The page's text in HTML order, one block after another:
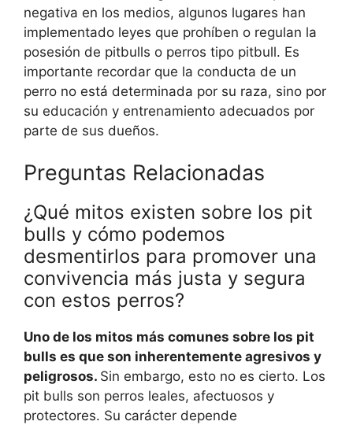
negativa en los medios, algunos lugares han
implementado leyes que prohíben o regulan la
posesión de pitbulls o perros tipo pitbull. Es
importante recordar que la conducta de un
perro no está determinada por su raza, sino por
su educación y entrenamiento adecuados por
parte de sus dueños.
Preguntas Relacionadas
¿Qué mitos existen sobre los pit
bulls y cómo podemos
desmentirlos para promover una
convivencia más justa y segura
con estos perros?
Uno de los mitos más comunes sobre los pit
bulls es que son inherentemente agresivos y
peligrosos. Sin embargo, esto no es cierto. Los
pit bulls son perros leales, afectuosos y
protectores. Su carácter depende